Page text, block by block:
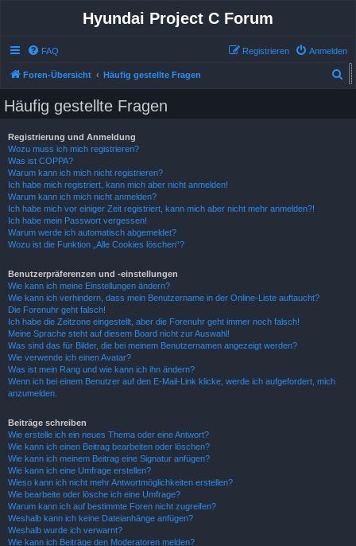
Hyundai Project C Forum
FAQ Anmelden
Registrieren
Foren-Übersicht Häufig gestellte Fragen
Häufig gestellte Fragen
Registrierung und Anmeldung
Wozu muss ich mich registrieren?
Was ist COPPA?
Warum kann ich mich nicht registrieren?
Ich habe mich registriert, kann mich aber nicht anmelden!
Warum kann ich mich nicht anmelden?
Ich habe mich vor einiger Zeit registriert, kann mich aber nicht mehr anmelden?!
Ich habe mein Passwort vergessen!
Warum werde ich automatisch abgemeldet?
Wozu ist die Funktion „Alle Cookies löschen“?
Benutzerpräferenzen und -einstellungen
Wie kann ich meine Einstellungen ändern?
Wie kann ich verhindern, dass mein Benutzername in der Online-Liste auftaucht?
Die Forenuhr geht falsch!
Ich habe die Zeitzone eingestellt, aber die Forenuhr geht immer noch falsch!
Meine Sprache steht auf diesem Board nicht zur Auswahl!
Was sind das für Bilder, die bei meinem Benutzernamen angezeigt werden?
Wie verwende ich einen Avatar?
Was ist mein Rang und wie kann ich ihn ändern?
Wenn ich bei einem Benutzer auf den E-Mail-Link klicke, werde ich aufgefordert, mich
anzumelden.
Beiträge schreiben
Wie erstelle ich ein neues Thema oder eine Antwort?
Wie kann ich einen Beitrag bearbeiten oder löschen?
Wie kann ich meinem Beitrag eine Signatur anfügen?
Wie kann ich eine Umfrage erstellen?
Wieso kann ich nicht mehr Antwortmöglichkeiten erstellen?
Wie bearbeite oder lösche ich eine Umfrage?
Warum kann ich auf bestimmte Foren nicht zugreifen?
Weshalb kann ich keine Dateianhänge anfügen?
Weshalb wurde ich verwarnt?
Wie kann ich Beiträge den Moderatoren melden?